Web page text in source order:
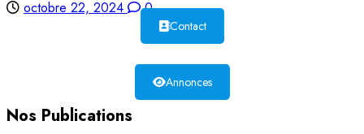
octobre 22, 2024 0
Contact
Annonces
Nos Publications